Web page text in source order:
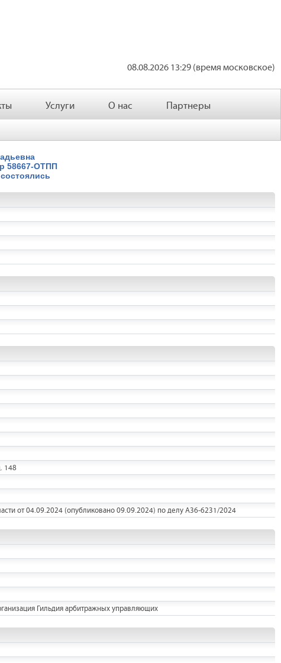
08.08.2026 13:29 (время московское)
Услуги О нас Партнеры
58667-ОТПП
148
от 04.09.2024 (опубликовано 09.09.2024) по делу А36-6231/2024
Гильдия арбитражных управляющих